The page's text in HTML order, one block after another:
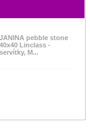
JANINA pebble stone
40x40 Linclass -
servítky, M...